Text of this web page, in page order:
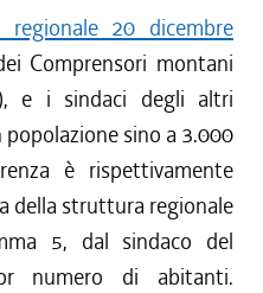
regionale 20 dicembre
Comprensori montani
e i sindaci degli altri
sino a 3.000
è rispettivamente
della struttura regionale
5, dal sindaco del
numero di abitanti.